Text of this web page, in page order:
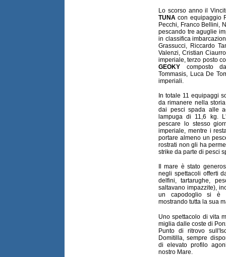
Lo scorso anno il
TUNA con equipaggio
Pecchi, Franco Bellini,
pescando tre aguglie
in classifica
Grassucci, Riccardo
Valenzi, Cristian
imperiale, terzo posto
GEOKY composto
Tommasis, Luca De
imperiali.
In totale 11 equipaggi
da rimanere nella
dai pesci spada alle
lampuga di 11,6 kg.
pescare lo stesso
imperiale, mentre i
portare almeno un
rostrati non gli ha
strike da parte di pesci
Il mare è stato
negli spettacoli offerti
delfini, tartarughe,
saltavano impazzite),
un capodoglio si è
mostrando tutta la sua
Uno spettacolo di vita
miglia dalle coste di
Punto di ritrovo
Domitilla, sempre
di elevato profilo
nostro Mare.